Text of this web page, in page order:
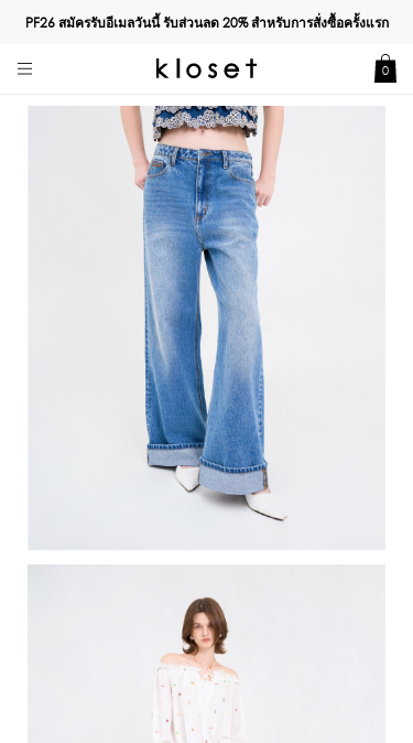
PF26 สมัครรับอีเมลวันนี้ รับส่วนลด20%สำหรับการสั่งซื้อครั้งแรก
0